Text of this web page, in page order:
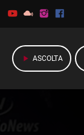
play_arrow ASCOLTA